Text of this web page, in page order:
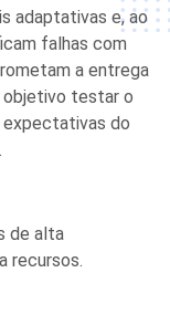
adaptativas e, ao
falhas com
a entrega
objetivo testar o
do
de alta
recursos.